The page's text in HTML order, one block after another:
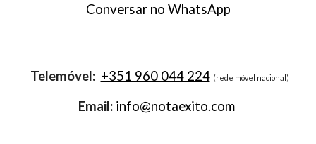
Conversar no WhatsApp
Telemóvel: +351 960 044 224 (rede móvel nacional)
Email: info@notaexito.com